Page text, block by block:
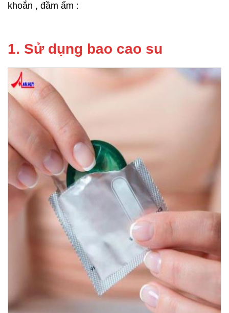
khoắn , đầm ấm :
1. Sử dụng bao cao su